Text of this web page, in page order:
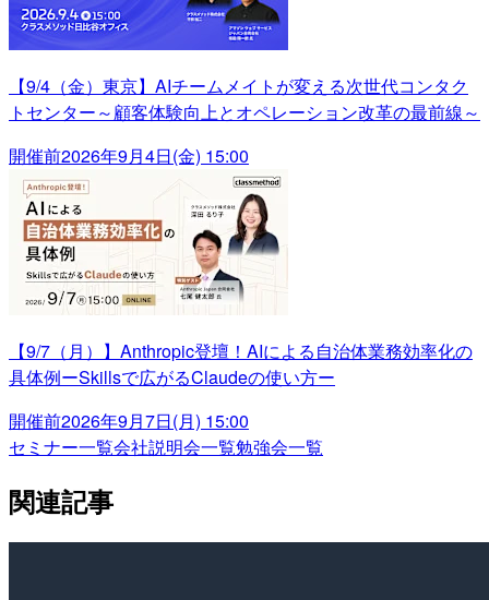
【9/4（金）東京】AIチームメイトが変える次世代コンタク
トセンター～顧客体験向上とオペレーション改革の最前線～
開催前2026年9月4日(金) 15:00
【9/7（月）】Anthropic登壇！AIによる自治体業務効率化の
具体例ーSkillsで広がるClaudeの使い方ー
開催前2026年9月7日(月) 15:00
セミナー一覧会社説明会一覧勉強会一覧
関連記事